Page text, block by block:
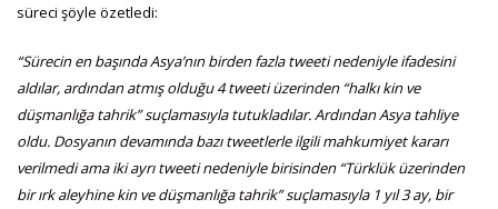
süreci şöyle özetledi:
“Sürecin en başında Asya’nın birden fazla tweeti nedeniyle ifadesini
aldılar, ardından atmış olduğu 4 tweeti üzerinden “halkı kin ve
düşmanlığa tahrik” suçlamasıyla tutukladılar. Ardından Asya tahliye
oldu. Dosyanın devamında bazı tweetlerle ilgili mahkumiyet kararı
verilmedi ama iki ayrı tweeti nedeniyle birisinden “Türklük üzerinden
bir ırk aleyhine kin ve düşmanlığa tahrik” suçlamasıyla 1 yıl 3 ay, bir